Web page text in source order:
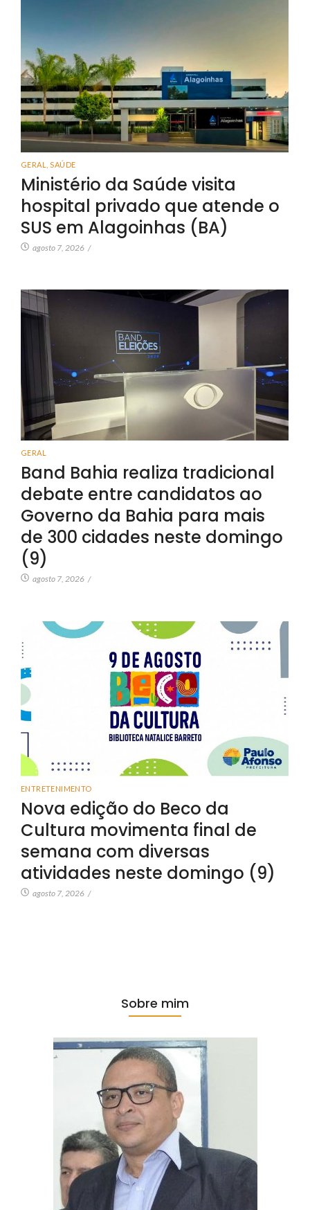
GERAL SAÚDE
Ministério da Saúde visita
hospital privado que atende o
SUS em Alagoinhas (BA)
agosto 7, 2026 /
GERAL
Band Bahia realiza tradicional
debate entre candidatos ao
Governo da Bahia para mais
de 300 cidades neste domingo
(9)
agosto 7, 2026 /
ENTRETENIMENTO
Nova edição do Beco da
Cultura movimenta final de
semana com diversas
atividades neste domingo (9)
agosto 7, 2026 /
Sobre mim